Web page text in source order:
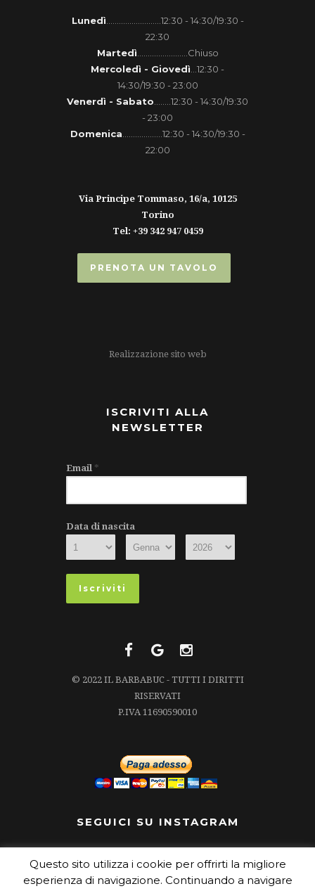
Lunedì ..........................12:30 - 14:30/19:30 -
22:30
Martedì ........................Chiuso
Mercoledì - Giovedì ...12:30 -
14:30/19:30 - 23:00
Venerdì - Sabato ........12:30 - 14:30/19:30
- 23:00
Domenica ...................12:30 - 14:30/19:30 -
22:00
Via Principe Tommaso, 16/a, 10125
Torino
Tel: +39 342 947 0459
PRENOTA UN TAVOLO
Realizzazione sito web
ISCRIVITI ALLA
NEWSLETTER
Email *
Data di nascita
© 2022 IL BARBABUC - TUTTI I DIRITTI
RISERVATI
P.IVA 11690590010
SEGUICI SU INSTAGRAM
Segui su Instagram
Questo sito utilizza i cookie per offrirti la migliore
esperienza di navigazione. Continuando a navigare